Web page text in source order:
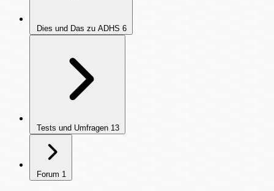
Dies und Das zu ADHS 6
Tests und Umfragen 13
Forum 1